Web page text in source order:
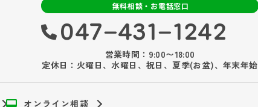
無料相談・お電話窓口
047‐431‐1242
営業時間：9:00〜18:00
定休日：火曜日、水曜日、祝日、夏季(お盆)、年末年始
オンライン相談